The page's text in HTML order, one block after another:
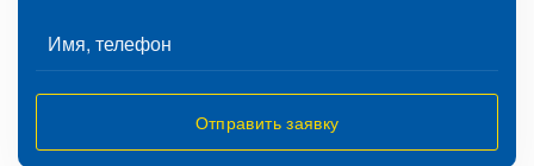
Отправить заявку